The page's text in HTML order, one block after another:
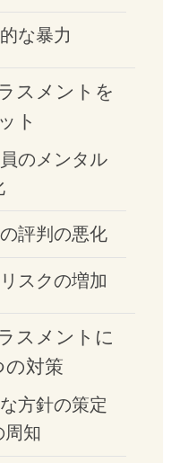
な暴力
スメントを
ト
のメンタル
評判の悪化
スクの増加
スメントに
の対策
方針の策定
周知